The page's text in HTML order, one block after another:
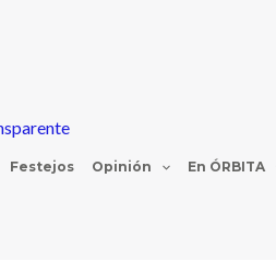
Festejos Opinión En ÓRBITA